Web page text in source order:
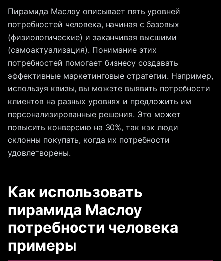
Пирамида Маслоу описывает пять уровней
потребностей человека, начиная с базовых
(физиологические) и заканчивая высшими
(самоактуализация). Понимание этих
потребностей помогает бизнесу создавать
эффективные маркетинговые стратегии. Например,
используя квизы, вы можете выявить потребности
клиентов на разных уровнях и предложить им
персонализированные решения. Это может
повысить конверсию на 30%, так как люди
склонны покупать, когда их потребности
удовлетворены.
Как использовать
пирамида Маслоу
потребности человека
примеры